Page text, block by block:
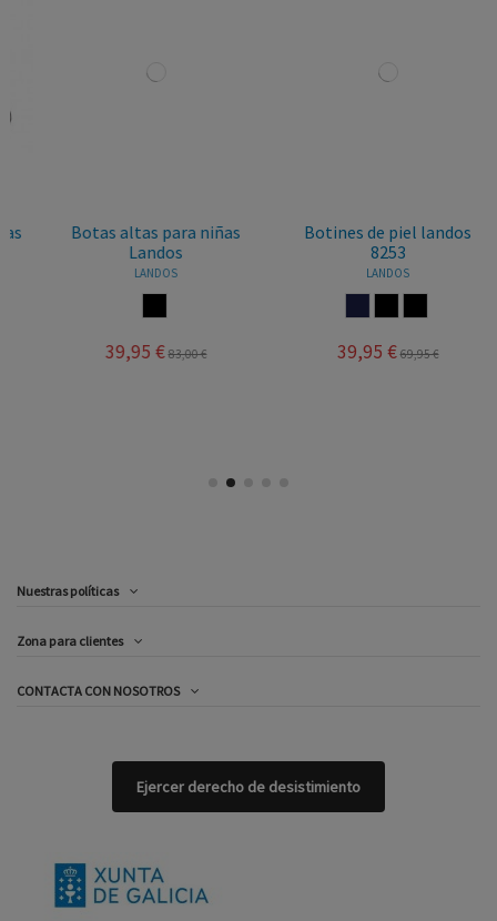
Botas altas para niñas
Landos
LANDOS
39,95 € 83,00 €
Botines de piel landos
8253
LANDOS
39,95 € 69,95 €
Nuestras políticas
Zona para clientes
CONTACTA CON NOSOTROS
Ejercer derecho de desistimiento